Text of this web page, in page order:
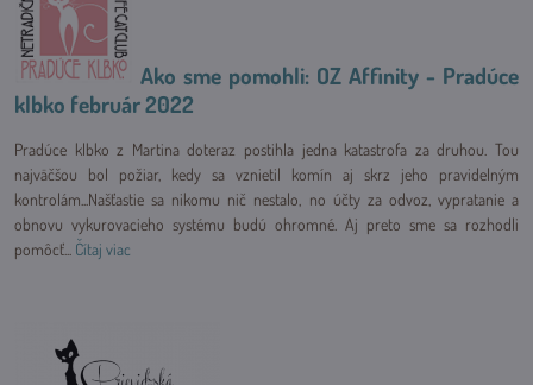
Ako sme pomohli: OZ Affinity - Pradúce
klbko február 2022
Pradúce klbko z Martina doteraz postihla jedna katastrofa za druhou. Tou
najväčšou bol požiar, kedy sa vznietil komín aj skrz jeho pravidelným
kontrolám...Našťastie sa nikomu nič nestalo, no účty za odvoz, vypratanie a
obnovu vykurovacieho systému budú ohromné. Aj preto sme sa rozhodli
pomôcť... Čítaj viac